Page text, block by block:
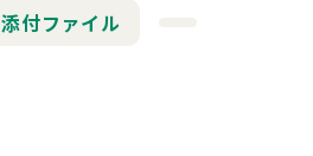
添付ファイル